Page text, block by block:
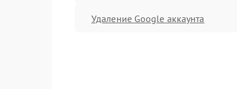
Удаление Google аккаунта